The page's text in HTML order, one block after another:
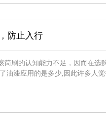
防止入行
筒刷的认知能力不足，因而在